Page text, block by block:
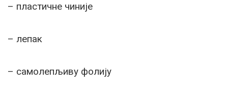
– пластичне чиније
– лепак
– самолепљиву фолију